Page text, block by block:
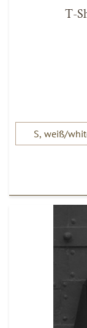
T-